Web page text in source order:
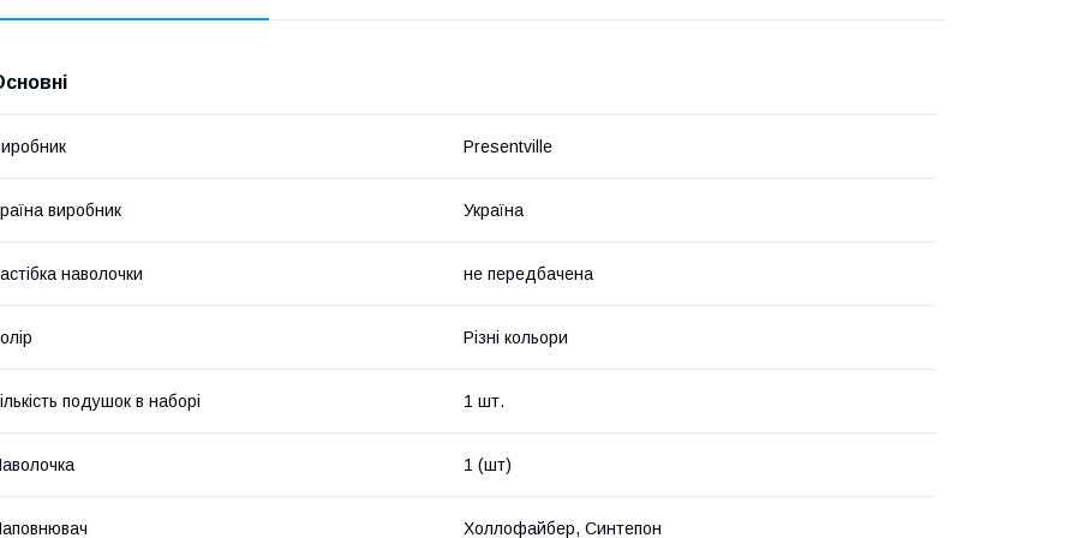
Presentville
виробник Україна
наволочки не передбачена
Різні кольори
подушок в наборі 1 шт.
1 (шт)
Холлофайбер, Синтепон